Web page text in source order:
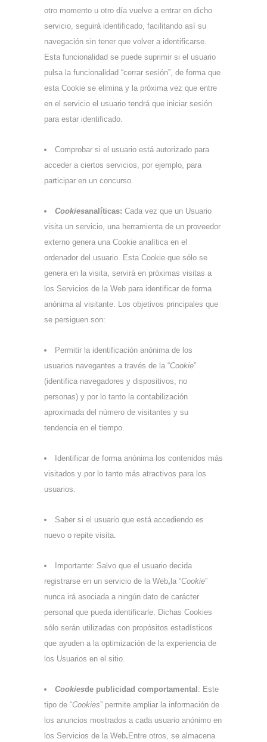
otro momento u otro día vuelve a entrar en dicho
servicio, seguirá identificado, facilitando así su
navegación sin tener que volver a identificarse.
Esta funcionalidad se puede suprimir si el usuario
pulsa la funcionalidad “cerrar sesión”, de forma que
esta Cookie se elimina y la próxima vez que entre
en el servicio el usuario tendrá que iniciar sesión
para estar identificado.
Comprobar si el usuario está autorizado para
acceder a ciertos servicios, por ejemplo, para
participar en un concurso.
Cookiesanalíticas: Cada vez que un Usuario
visita un servicio, una herramienta de un proveedor
externo genera una Cookie analítica en el
ordenador del usuario. Esta Cookie que sólo se
genera en la visita, servirá en próximas visitas a
los Servicios de la Web para identificar de forma
anónima al visitante. Los objetivos principales que
se persiguen son:
Permitir la identificación anónima de los
usuarios navegantes a través de la “Cookie”
(identifica navegadores y dispositivos, no
personas) y por lo tanto la contabilización
aproximada del número de visitantes y su
tendencia en el tiempo.
Identificar de forma anónima los contenidos más
visitados y por lo tanto más atractivos para los
usuarios.
Saber si el usuario que está accediendo es
nuevo o repite visita.
Importante: Salvo que el usuario decida
registrarse en un servicio de la Web, la “Cookie”
nunca irá asociada a ningún dato de carácter
personal que pueda identificarle. Dichas Cookies
sólo serán utilizadas con propósitos estadísticos
que ayuden a la optimización de la experiencia de
los Usuarios en el sitio.
Cookiesde publicidad comportamental : Este
tipo de “Cookies” permite ampliar la información de
los anuncios mostrados a cada usuario anónimo en
los Servicios de la Web. Entre otros, se almacena